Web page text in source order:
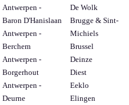
Antwerpen -
Baron D'Hanislaan
Antwerpen -
Berchem
Antwerpen -
Borgerhout
Antwerpen -
Deurne
De Wolk
Brugge & Sint-
Michiels
Brussel
Deinze
Diest
Eeklo
Elingen